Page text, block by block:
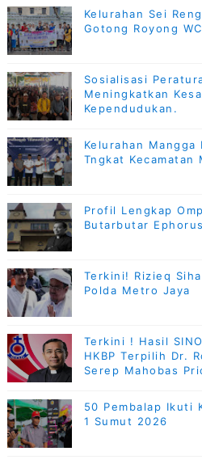
Kelurahan Sei
Gotong Royong
Sosialisasi
Meningkatkan
Kependudukan.
Kelurahan Mangga
Tngkat Kecamatan
Profil Lengkap
Butarbutar
Terkini! Rizieq
Polda Metro Jaya
Terkini ! Hasil
HKBP Terpilih Dr.
Serep Mahobas
50 Pembalap Ikuti
1 Sumut 2026